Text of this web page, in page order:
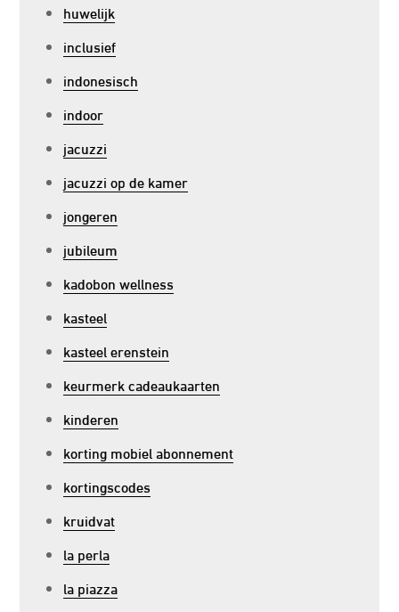
huwelijk
inclusief
indonesisch
indoor
jacuzzi
jacuzzi op de kamer
jongeren
jubileum
kadobon wellness
kasteel
kasteel erenstein
keurmerk cadeaukaarten
kinderen
korting mobiel abonnement
kortingscodes
kruidvat
la perla
la piazza